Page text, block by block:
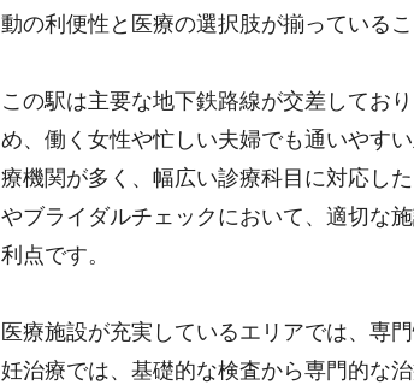
動の利便性と医療の選択肢が揃っている
この駅は主要な地下鉄路線が交差してお
め、働く女性や忙しい夫婦でも通いやす
療機関が多く、幅広い診療科目に対応し
やブライダルチェックにおいて、適切な
利点です。
医療施設が充実しているエリアでは、専
妊治療では、基礎的な検査から専門的な